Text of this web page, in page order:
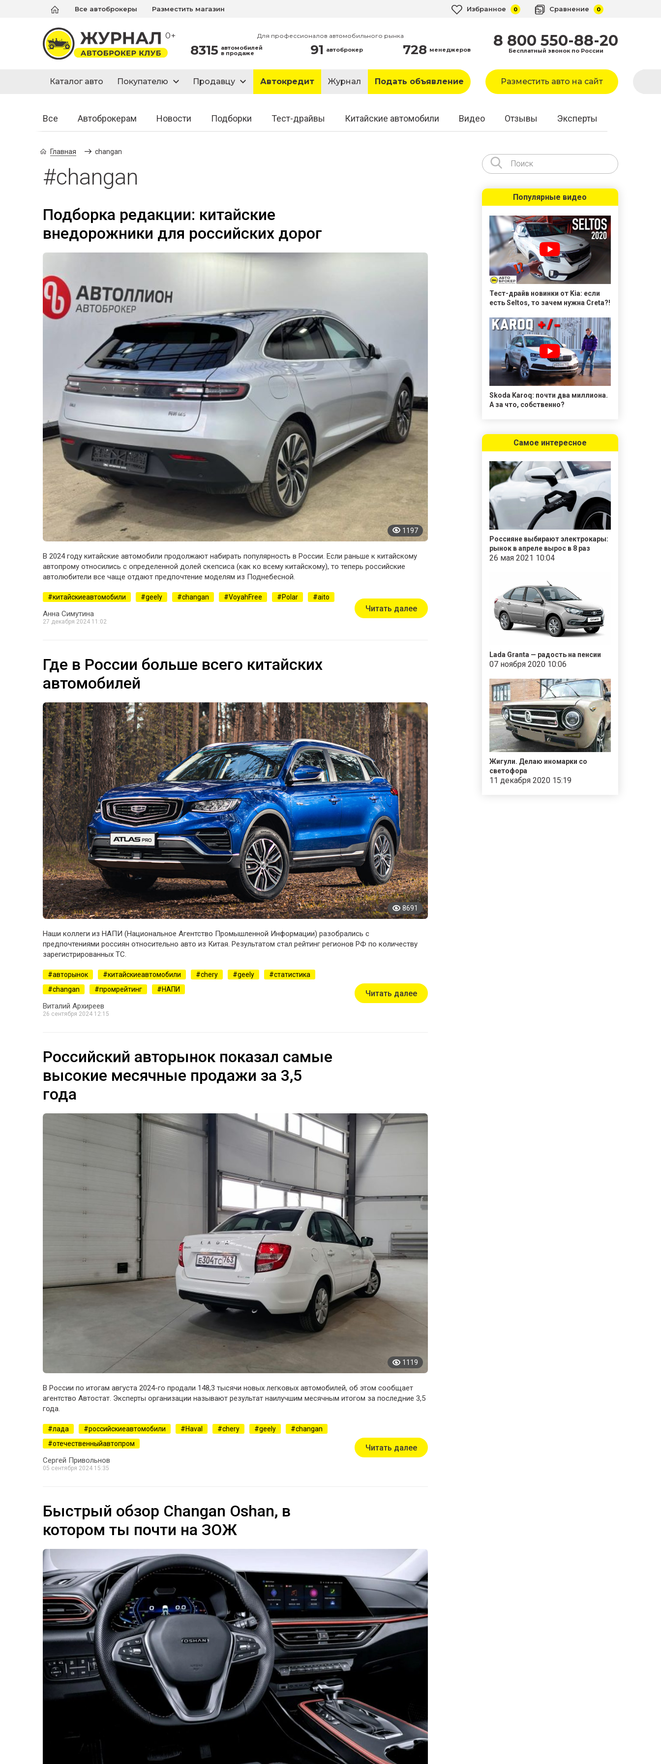
Все автоброкеры Разместить магазин Избранное 0 Сравнение 0
0+ Для профессионалов автомобильного рынка
8315 автомобилей
в продаже 91 автоброкер 728 менеджеров 8 800 550-88-20
Бесплатный звонок по России
Каталог авто Покупателю Продавцу Автокредит Журнал Подать объявление Разместить авто на сайт
Все Автоброкерам Новости Подборки Тест-драйвы Китайские автомобили Видео Отзывы Эксперты
Главная changan
#changan
Подборка редакции: китайские
внедорожники для российских дорог
1197
В 2024 году китайские автомобили продолжают набирать популярность в России. Если раньше к китайскому
автопрому относились с определенной долей скепсиса (как ко всему китайскому), то теперь российские
автолюбители все чаще отдают предпочтение моделям из Поднебесной.
китайскиеавтомобили geely changan VoyahFree Polar aito
Анна Симутина
27 декабря 2024 11:02
Читать далее
Где в России больше всего китайских
автомобилей
8691
Наши коллеги из НАПИ (Национальное Агентство Промышленной Информации) разобрались с
предпочтениями россиян относительно авто из Китая. Результатом стал рейтинг регионов РФ по количеству
зарегистрированных ТС.
авторынок китайскиеавтомобили chery geely
статистика
changan
промрейтинг НАПИ
Виталий Архиреев
26 сентября 2024 12:15
Читать далее
Российский авторынок показал самые
высокие месячные продажи за 3,5
года
1119
В России по итогам августа 2024-го продали 148,3 тысячи новых легковых автомобилей, об этом сообщает
агентство Автостат. Эксперты организации называют результат наилучшим месячным итогом за последние 3,5
года.
лада российскиеавтомобили Haval chery geely
changan
отечественныйавтопром
Сергей Привольнов
05 сентября 2024 15:35
Читать далее
Быстрый обзор Changan Oshan, в
котором ты почти на ЗОЖ
Популярные видео
Тест-драйв новинки от Kia: если
есть Seltos, то зачем нужна Creta?!
Skoda Karoq: почти два миллиона.
А за что, собственно?
Самое интересное
Россияне выбирают электрокары:
рынок в апреле вырос в 8 раз
26 мая 2021 10:04
Lada Granta — радость на пенсии
07 ноября 2020 10:06
Жигули. Делаю иномарки со
светофора
11 декабря 2020 15:19